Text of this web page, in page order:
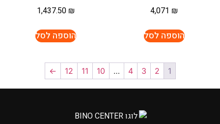
4,071 ₪
הוספה לסל
1,437.50 ₪
הוספה לסל
1
2
3
4
…
10
11
12
←